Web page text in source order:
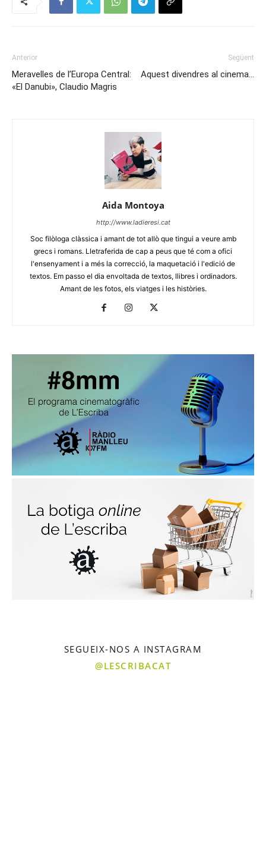
Anterior
Meravelles de l’Europa Central:
«El Danubi», Claudio Magris
Següent
Aquest divendres al cinema…
Aida Montoya
http://www.ladieresi.cat
Soc filòloga clàssica i amant de tot allò que tingui a veure amb
grecs i romans. Lletraferida de cap a peus que té com a ofici
l'ensenyament i a més la correcció, la maquetació i l'edició de
textos. Em passo el dia envoltada de textos, llibres i ordinadors.
Amant de les fotos, els viatges i les històries.
SEGUEIX-NOS A INSTAGRAM
@LESCRIBACAT